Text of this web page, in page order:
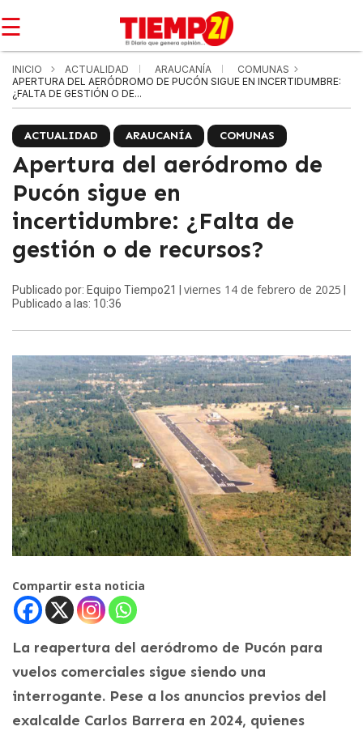
☰
INICIO ACTUALIDAD ARAUCANÍA
COMUNAS
APERTURA DEL AERÓDROMO DE PUCÓN SIGUE EN INCERTIDUMBRE:
¿FALTA DE GESTIÓN O DE...
ACTUALIDAD ARAUCANÍA COMUNAS
Apertura del aeródromo de
Pucón sigue en
incertidumbre: ¿Falta de
gestión o de recursos?
Publicado por: Equipo Tiempo21 | viernes 14 de febrero de 2025
Publicado a las: 10:36
Compartir esta noticia
La reapertura del aeródromo de Pucón para
vuelos comerciales sigue siendo una
interrogante. Pese a los anuncios previos del
exalcalde Carlos Barrera en 2024, quienes